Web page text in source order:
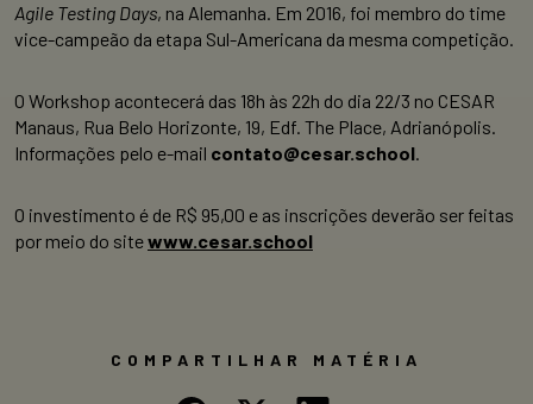
Agile Testing Days, na Alemanha. Em 2016, foi membro do time
vice-campeão da etapa Sul-Americana da mesma competição.
O Workshop acontecerá das 18h às 22h do dia 22/3 no CESAR
Manaus, Rua Belo Horizonte, 19, Edf. The Place, Adrianópolis.
Informações pelo e-mail contato@cesar.school.
O investimento é de R$ 95,00 e as inscrições deverão ser feitas
por meio do sitewww.cesar.school
COMPARTILHAR MATÉRIA